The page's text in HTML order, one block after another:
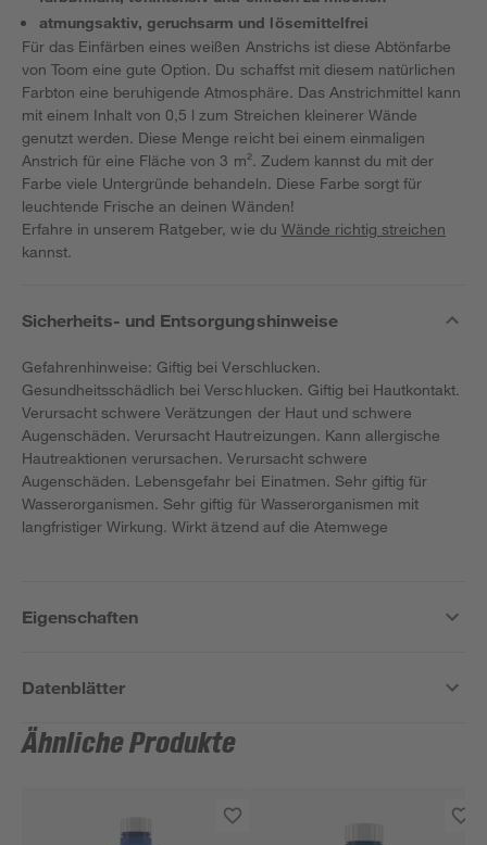
atmungsaktiv, geruchsarm und lösemittelfrei
Für das Einfärben eines weißen Anstrichs ist diese Abtönfarbe
von Toom eine gute Option. Du schaffst mit diesem natürlichen
Farbton eine beruhigende Atmosphäre. Das Anstrichmittel kann
mit einem Inhalt von 0,5 l zum Streichen kleinerer Wände
genutzt werden. Diese Menge reicht bei einem einmaligen
Anstrich für eine Fläche von 3 m². Zudem kannst du mit der
Farbe viele Untergründe behandeln. Diese Farbe sorgt für
leuchtende Frische an deinen Wänden!
Erfahre in unserem Ratgeber, wie du Wände richtig streichen
kannst.
Sicherheits- und Entsorgungshinweise
Gefahrenhinweise: Giftig bei Verschlucken.
Gesundheitsschädlich bei Verschlucken. Giftig bei Hautkontakt.
Verursacht schwere Verätzungen der Haut und schwere
Augenschäden. Verursacht Hautreizungen. Kann allergische
Hautreaktionen verursachen. Verursacht schwere
Augenschäden. Lebensgefahr bei Einatmen. Sehr giftig für
Wasserorganismen. Sehr giftig für Wasserorganismen mit
langfristiger Wirkung. Wirkt ätzend auf die Atemwege
Eigenschaften
Datenblätter
Ähnliche Produkte